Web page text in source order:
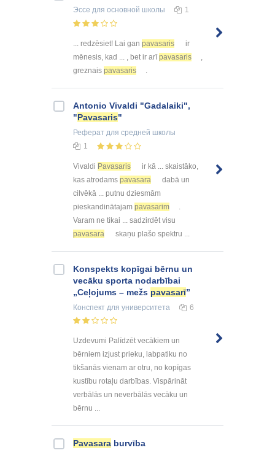
Эссе для основной школы 1
... redzēsiet! Lai gan pavasaris
ir
mēnesis, kad ... , bet ir arīpavasaris
greznais pavasaris
Antonio Vivaldi "Gadalaiki",
"Pavasaris"
Реферат для средней школы
1
Vivaldi Pavasaris
ir kā ... skaistāko,
kas atrodams pavasara
dabā un
cilvēkā ... putnu dziesmām
pieskandinātajam pavasarim
Varam ne tikai ... sadzirdēt visu
pavasara
skaņu plašo spektru ...
Konspekts kopīgai bērnu un
vecāku sporta nodarbībai
„Ceļojums – mežs pavasarī”
Конспект для университета 6
Uzdevumi Palīdzēt vecākiem un
bērniem izjust prieku, labpatiku no
tikšanās vienam ar otru, no kopīgas
kustību rotaļu darbības. Vispārināt
verbālās un neverbālās vecāku un
bērnu ...
Pavasara burvība